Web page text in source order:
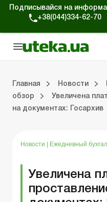
Подписывайся на
+38(044)334-62-70
Главная Новости
обзор
Увеличена
на документах: Госархив
Новости Ежедневный
Увеличена